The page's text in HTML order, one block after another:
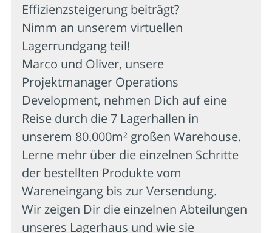
Effizienzsteigerung beiträgt?
Nimm an unserem virtuellen
Lagerrundgang teil!
Marco und Oliver, unsere
Projektmanager Operations
Development, nehmen Dich auf eine
Reise durch die 7 Lagerhallen in
unserem 80.000m² großen Warehouse.
Lerne mehr über die einzelnen Schritte
der bestellten Produkte vom
Wareneingang bis zur Versendung.
Wir zeigen Dir die einzelnen Abteilungen
unseres Lagerhaus und wie sie